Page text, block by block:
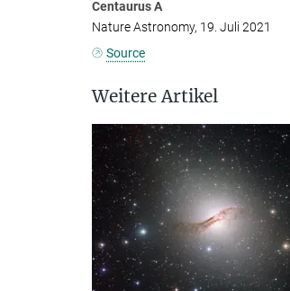
Centaurus A
Nature Astronomy, 19. Juli 2021
Source
Weitere Artikel